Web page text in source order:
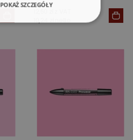
10,24 zł netto
POKAŻ SZCZEGÓŁY